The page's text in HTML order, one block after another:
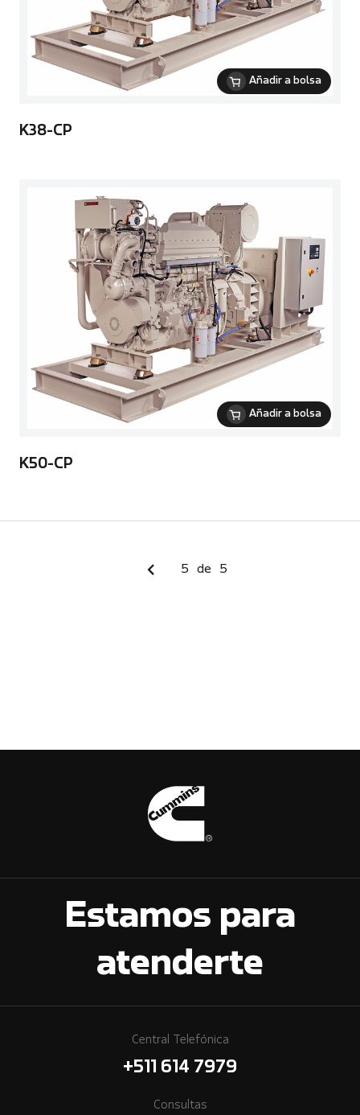
Añadir a bolsa
K38-CP
Añadir a bolsa
K50-CP
5 de 5
Estamos para
atenderte
Central Telefónica
+511 614 7979
Consultas